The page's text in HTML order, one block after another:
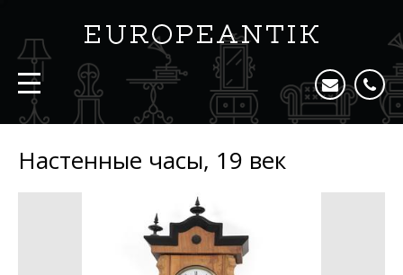
Настенные часы, 19 век